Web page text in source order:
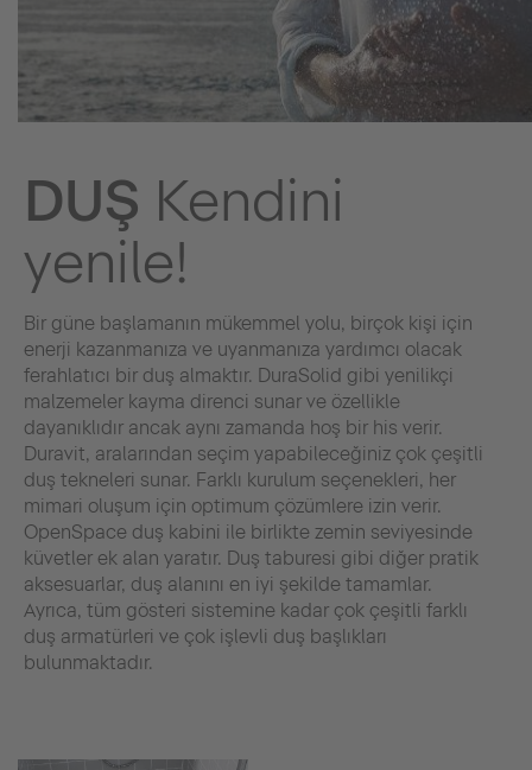
DUŞ Kendini
yenile!
Bir güne başlamanın mükemmel yolu, birçok kişi için
enerji kazanmanıza ve uyanmanıza yardımcı olacak
ferahlatıcı bir duş almaktır. DuraSolid gibi yenilikçi
malzemeler kayma direnci sunar ve özellikle
dayanıklıdır ancak aynı zamanda hoş bir his verir.
Duravit, aralarından seçim yapabileceğiniz çok çeşitli
duş tekneleri sunar. Farklı kurulum seçenekleri, her
mimari oluşum için optimum çözümlere izin verir.
OpenSpace duş kabini ile birlikte zemin seviyesinde
küvetler ek alan yaratır. Duş taburesi gibi diğer pratik
aksesuarlar, duş alanını en iyi şekilde tamamlar.
Ayrıca, tüm gösteri sistemine kadar çok çeşitli farklı
duş armatürleri ve çok işlevli duş başlıkları
bulunmaktadır.